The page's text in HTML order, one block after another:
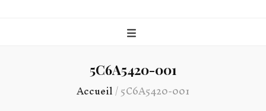
5C6A5420-001
Accueil/5C6A5420-001